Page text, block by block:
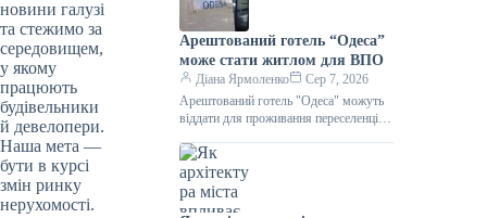
новини галузі
та стежимо за
середовищем,
у якому
працюють
будівельники
й девелопери.
Наша мета —
бути в курсі
змін ринку
нерухомості.
Арештований готель “Одеса”
може стати житлом для ВПО
Діана Ярмоленко
Сер 7, 2026
Арештований готель "Одеса" можуть
віддати для проживання переселенців /
може стати першим арештованим
об’єктом нерухомості,